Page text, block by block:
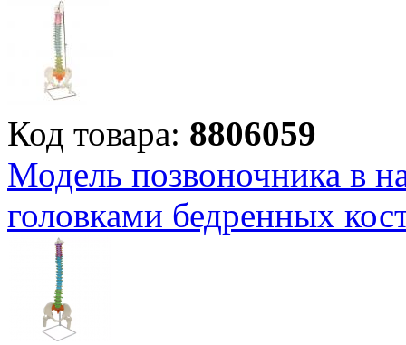
Код товара: 8806059
Модель позвоночника в
головками бедренных